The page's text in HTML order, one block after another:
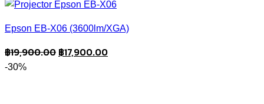
Epson EB-X06 (3600lm/XGA)
฿19,900.00 Original
฿17,900.00Current
-30%